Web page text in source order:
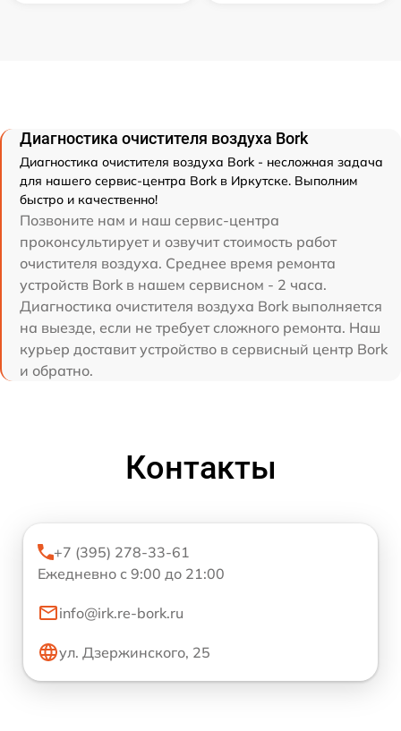
Диагностика очистителя воздуха Bork
Диагностика очистителя воздуха Bork - несложная задача
для нашего сервис-центра Bork в Иркутске. Выполним
быстро и качественно!
Позвоните нам и наш сервис-центра
проконсультирует и озвучит стоимость работ
очистителя воздуха. Среднее время ремонта
устройств Bork в нашем сервисном - 2 часа.
Диагностика очистителя воздуха Bork выполняется
на выезде, если не требует сложного ремонта. Наш
курьер доставит устройство в сервисный центр Bork
и обратно.
Контакты
+7 (395) 278-33-61
Ежедневно с 9:00 до 21:00
info@irk.re-bork.ru
ул. Дзержинского, 25